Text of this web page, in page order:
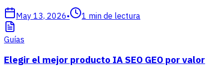
May 13, 2026• 1 min de lectura
Guías
Elegir el mejor producto IA SEO GEO por valor